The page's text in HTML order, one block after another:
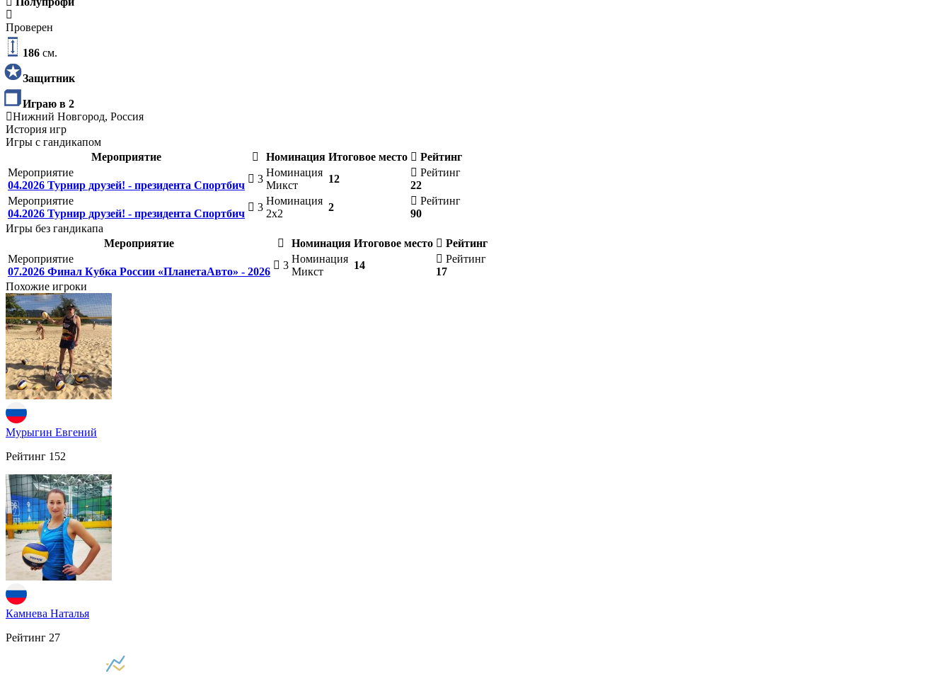
Проверен
186 см.
Защитник
Играю в 2
Нижний Новгород, Россия
История игр
Игры с гандикапом
Мероприятие
Номинация Итоговое место
Рейтинг
Мероприятие
04.2026 Турнир друзей! - президента Спортбич
3
Номинация
Микст
12
Рейтинг
22
Мероприятие
04.2026 Турнир друзей! - президента Спортбич
3
Номинация
2х2
2
Рейтинг
90
Игры без гандикапа
Мероприятие
Номинация Итоговое место
Рейтинг
Мероприятие
07.2026 Финал Кубка России «ПланетаАвто» - 2026
3
Номинация
Микст
14
Рейтинг
17
Похожие игроки
Мурыгин Евгений
Рейтинг 152
Камнева Наталья
Рейтинг 27